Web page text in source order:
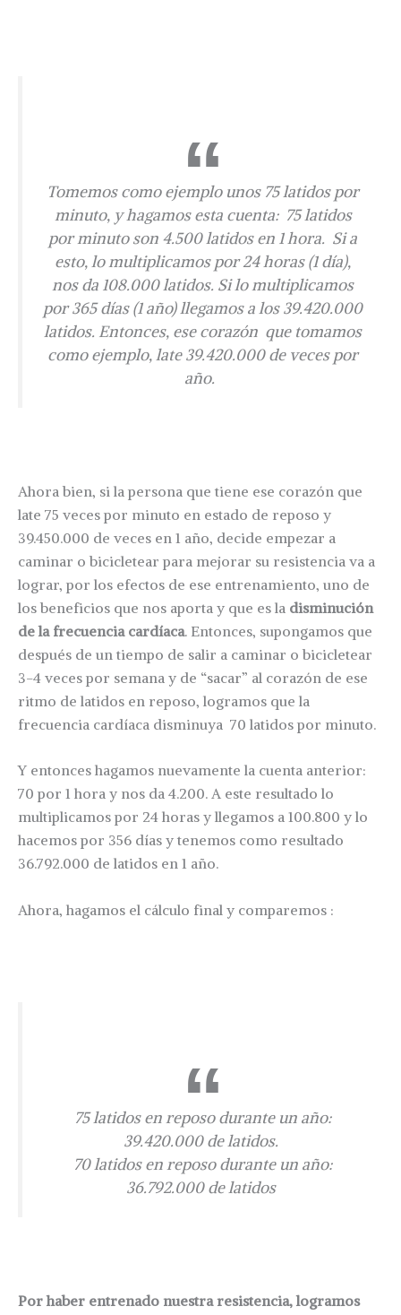
Tomemos como ejemplo unos 75 latidos por
minuto, y hagamos esta cuenta: 75 latidos
por minuto son 4.500 latidos en 1 hora. Si a
esto, lo multiplicamos por 24 horas (1 día),
nos da 108.000 latidos. Si lo multiplicamos
por 365 días (1 año) llegamos a los 39.420.000
latidos. Entonces, ese corazón que tomamos
como ejemplo, late 39.420.000 de veces por
año.
Ahora bien, si la persona que tiene ese corazón que
late 75 veces por minuto en estado de reposo y
39.450.000 de veces en 1 año, decide empezar a
caminar o bicicletear para mejorar su resistencia va a
lograr, por los efectos de ese entrenamiento, uno de
los beneficios que nos aporta y que es la disminución
de la frecuencia cardíaca. Entonces, supongamos que
después de un tiempo de salir a caminar o bicicletear
3-4 veces por semana y de “sacar” al corazón de ese
ritmo de latidos en reposo, logramos que la
frecuencia cardíaca disminuya 70 latidos por minuto.
Y entonces hagamos nuevamente la cuenta anterior:
70 por 1 hora y nos da 4.200. A este resultado lo
multiplicamos por 24 horas y llegamos a 100.800 y lo
hacemos por 356 días y tenemos como resultado
36.792.000 de latidos en 1 año.
Ahora, hagamos el cálculo final y comparemos :
75 latidos en reposo durante un año:
39.420.000 de latidos.
70 latidos en reposo durante un año:
36.792.000 de latidos
Por haber entrenado nuestra resistencia, logramos